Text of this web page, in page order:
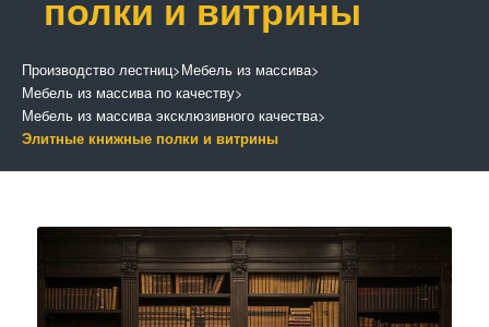
полки и витрины
Производство лестниц>Мебель из массива>
Мебель из массива по качеству>
Мебель из массива эксклюзивного качества>
Элитные книжные полки и витрины